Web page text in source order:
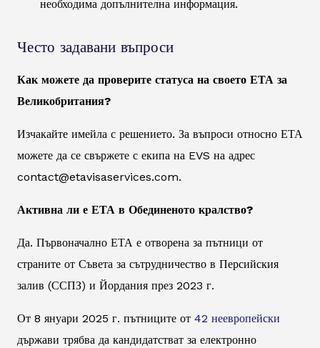
необходима допълнителна информация.
Често задавани въпроси
Как можете да проверите статуса на своето ЕТА за
Великобритания?
Изчакайте имейла с решението. За въпроси относно ЕТА
можете да се свържете с екипа на EVS на адрес
contact@etavisaservices.com.
Активна ли е ЕТА в Обединеното кралство?
Да. Първоначално ЕТА е отворена за пътници от
страните от Съвета за сътрудничество в Персийския
залив (ССПЗ) и Йордания през 2023 г.
От 8 януари 2025 г. пътниците от 42 неевропейски
държави трябва да кандидатстват за електронно